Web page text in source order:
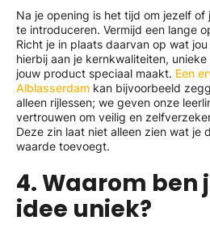
Na je opening is het tijd om jezelf
te introduceren. Vermijd een lange
Richt je in plaats daarvan op wat
hierbij aan je kernkwaliteiten,
jouw product speciaal maakt. Een
Alblasserdam kan bijvoorbeeld
alleen rijlessen; we geven onze
vertrouwen om veilig en
Deze zin laat niet alleen zien wat je
waarde toevoegt.
4. Waarom ben
idee uniek?